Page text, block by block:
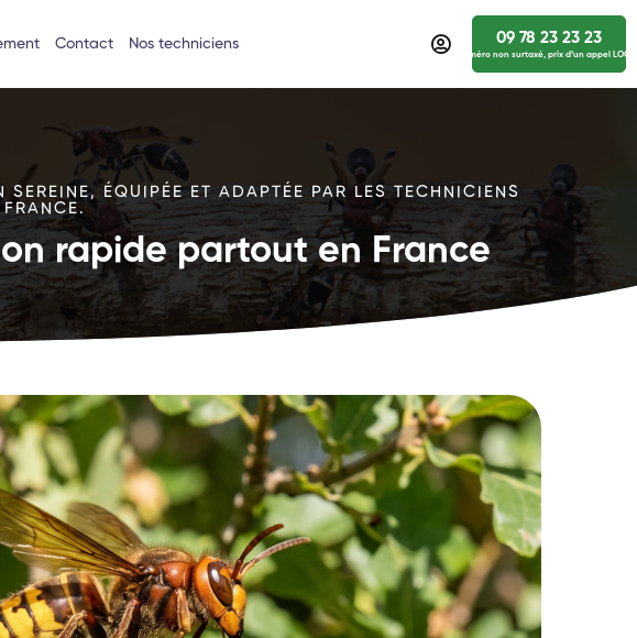
Contact Nos techniciens 09 78 23 23 23
numéro non surtaxé, prix d’un appel
ÉQUIPÉE ET ADAPTÉE PAR LES TECHNICIENS
rapide partout en France